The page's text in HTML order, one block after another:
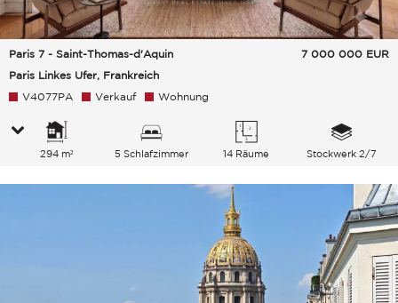
Paris 7 - Saint-Thomas-d'Aquin
Paris Linkes Ufer, Frankreich
7 000 000 EUR
V4077PA Verkauf Wohnung
294 m² 5 Schlafzimmer 14 Räume Stockwerk 2/7